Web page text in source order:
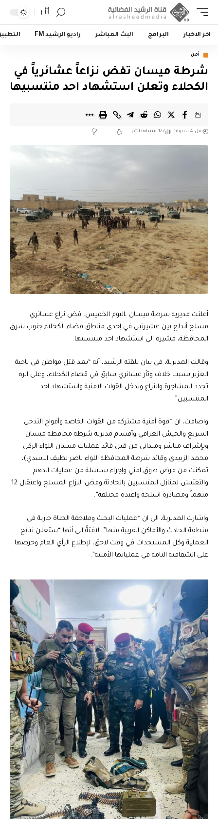
أأ
اخر الاخبار البرامج البث المباشر راديو الرشيد FM
أمن
شرطة ميسان تفض نزاعاً عشائرياً في
الكحلاء وتعلن استشهاد احد منتسبيها
قبل 4 سنوات 122 مشاهدات
أعلنت مديرية شرطة ميسان ،اليوم الخميس، فض نزاع عشائري
مسلح أندلع بين عشيرتين في إحدى مناطق قضاء الكحلاء جنوب شرق
المحافظة، مشيرة الى استشهاد احد منتسبيها.
وقالت المديرية، في بيان تلقته الرشيد، أنه “بعد قتل مواطن في ناحية
العزير بسبب خلاف وثأر عشائري سابق في قضاء الكحلاء، وعلى اثره
تجدد المشاجرة والنزاع وتدخل القوات الامنية واستشهاد احد
المنتسبين”.
واضافت، ان “قوة أمنية مشتركة من القوات الخاصة وأفواج التدخل
السريع والجيش العراقي وأقسام مديرية شرطة محافظة ميسان
وبإشراف مباشر وميداني من قبل قائد عمليات ميسان اللواء الركن
محمد الزبيدي وقائد شرطة المحافظة اللواء ناصر لطيف الاسدي)،
تمكنت من فرض طوق امني وإجراء سلسلة من عمليات الدهم
والتفتيش لمنازل المتسببين بالحادثة وفض النزاع المسلح واعتقال 12
متهماً ومصادرة اسلحة واعتدة مختلفة”.
واشارت المديرية، الى ان “عمليات البحث وملاحقة الجناة جارية في
منطقة الحادث والأماكن القريبة منها”، لافتةً الى أنها “ستعلن نتائج
العملية وكل المستجدات في وقت لاحق، لإطلاع الرأي العام وحرصها
على الشفافية التامة في عملياتها الأمنية”.